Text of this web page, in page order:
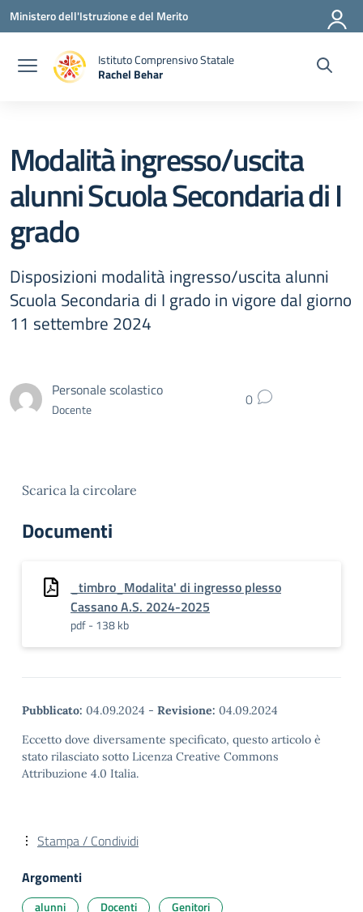
Vai ai contenuti
Vai al menu di navigazione
Vai al footer
Ministero dell'Istruzione e del Merito
Istituto Comprensivo Statale
Rachel Behar
Modalità ingresso/uscita
alunni Scuola Secondaria di I
grado
Disposizioni modalità ingresso/uscita alunni
Scuola Secondaria di I grado in vigore dal giorno
11 settembre 2024
Personale scolastico
Docente 0
Scarica la circolare
Documenti
_timbro_Modalita' di ingresso plesso
Cassano A.S. 2024-2025
pdf - 138 kb
Pubblicato: 04.09.2024 - Revisione: 04.09.2024
Eccetto dove diversamente specificato, questo articolo è
stato rilasciato sotto Licenza Creative Commons
Attribuzione 4.0 Italia.
Stampa / Condividi
Argomenti
alunni Docenti Genitori